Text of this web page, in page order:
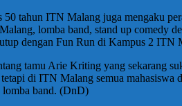
tahun ITN Malang juga mengaku
lomba band, stand up comedy
dengan Fun Run di Kampus 2 ITN
tamu Arie Kriting yang sekarang
di ITN Malang semua
lomba band. (DnD)